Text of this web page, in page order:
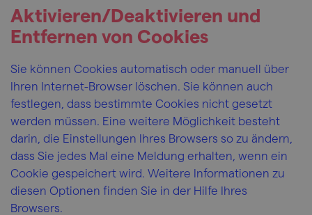
Aktivieren/Deaktivieren und
Entfernen von Cookies
Sie können Cookies automatisch oder manuell über
Ihren Internet-Browser löschen. Sie können auch
festlegen, dass bestimmte Cookies nicht gesetzt
werden müssen. Eine weitere Möglichkeit besteht
darin, die Einstellungen Ihres Browsers so zu ändern,
dass Sie jedes Mal eine Meldung erhalten, wenn ein
Cookie gespeichert wird. Weitere Informationen zu
diesen Optionen finden Sie in der Hilfe Ihres
Browsers.